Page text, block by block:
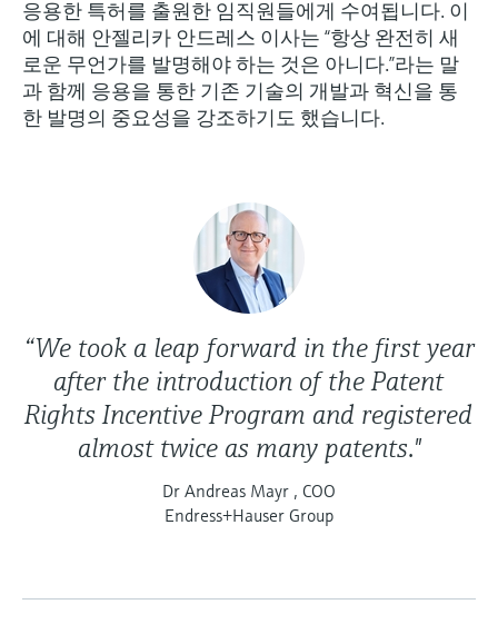
응용한 특허를 출원한 임직원들에게 수여됩니다. 이
에 대해 안젤리카 안드레스 이사는 “항상 완전히 새
로운 무언가를 발명해야 하는 것은 아니다.”라는 말
과 함께 응용을 통한 기존 기술의 개발과 혁신을 통
한 발명의 중요성을 강조하기도 했습니다.
“We took a leap forward in the first year
after the introduction of the Patent
Rights Incentive Program and registered
almost twice as many patents."
Dr Andreas Mayr , COO
Endress+Hauser Group